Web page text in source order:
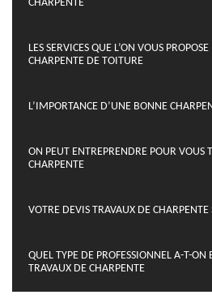
CHARPENTE
LES SERVICES QUE L’ON VOUS
CHARPENTE DE TOITURE
L’IMPORTANCE D’UNE BONNE
ON PEUT ENTREPRENDRE POUR VOUS
CHARPENTE
VOTRE DEVIS TRAVAUX DE CHARPENTE
QUEL TYPE DE PROFESSIONNEL A-T-ON
TRAVAUX DE CHARPENTE